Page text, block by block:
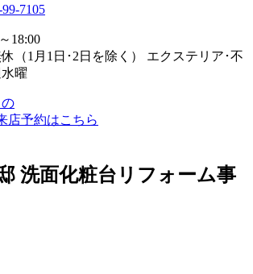
7105
～18:00
（1月1日･2日を除く） エクステリア･不
曜
店予約はこちら
洗面化粧台リフォーム事